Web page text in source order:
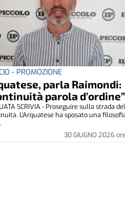
- PROMOZIONE
parla Raimondi:
parola d’ordine”
30 GIUGNO 2026ore
SCRIVIA - Proseguire sulla strada
L'Arquatese ha sposato una